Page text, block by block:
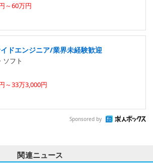
～60万円
ドエンジニア/業界未経験歓迎
ソフト
～33万3,000円
Sponsored by
関連ニュース